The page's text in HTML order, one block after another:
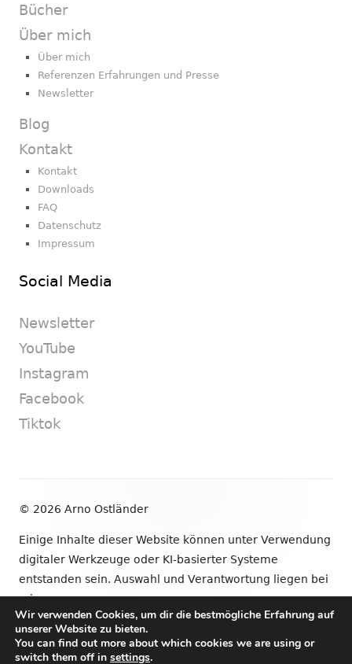
Bücher
Über mich
Über mich
Referenzen Erfahrungen und Presse
Newsletter
Blog
Kontakt
Kontakt
Downloads
FAQ
Datenschutz
Impressum
Social Media
Newsletter
YouTube
Instagram
Facebook
Tiktok
© 2026 Arno Ostländer
Einige Inhalte dieser Website können unter Verwendung
digitaler Werkzeuge oder KI-basierter Systeme
entstanden sein. Auswahl und Verantwortung liegen bei
mir.
•VerwendetTiny Framework
Wir verwenden Cookies, um dir die bestmögliche Erfahrung auf
unserer Website zu bieten.
You can find out more about which cookies we are using or
switch them off in settings.